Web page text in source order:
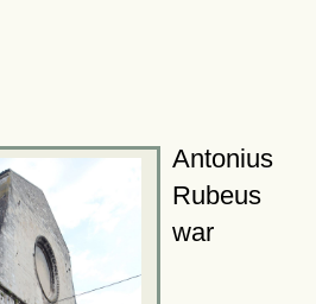
Antonius
Rubeus
war